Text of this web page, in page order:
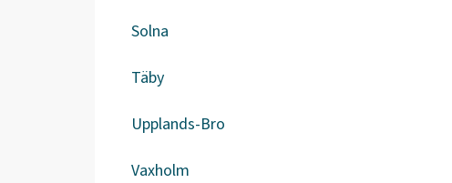
Solna
Täby
Upplands-Bro
Vaxholm